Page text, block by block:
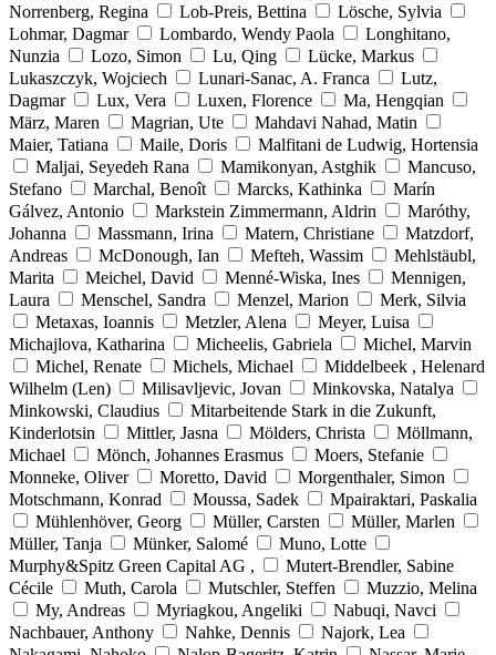
Norrenberg, Regina
Lob-Preis, Bettina
Lösche, Sylvia
Lohmar, Dagmar
Lombardo, Wendy Paola
Longhitano,
Nunzia
Lozo, Simon Lu, Qing
Lücke, Markus
Lukaszczyk, Wojciech
Lunari-Sanac, A. Franca
Lutz,
Dagmar
Lux, Vera Luxen, Florence
Ma, Hengqian
März, Maren
Magrian, Ute
Mahdavi Nahad, Matin
Maier, Tatiana
Maile, Doris
Malfitani de Ludwig, Hortensia
Maljai, Seyedeh Rana
Mamikonyan, Astghik
Mancuso,
Stefano
Marchal, Benoît Marcks, Kathinka
Marín
Gálvez, Antonio
Markstein Zimmermann, Aldrin
Maróthy,
Johanna
Massmann, Irina Matern, Christiane
Matzdorf,
Andreas
McDonough, Ian Mefteh, Wassim
Mehlstäubl,
Marita
Meichel, David Menné-Wiska, Ines
Mennigen,
Laura
Menschel, Sandra Menzel, Marion
Merk, Silvia
Metaxas, Ioannis
Metzler, Alena
Meyer, Luisa
Michajlova, Katharina
Micheelis, Gabriela
Michel, Marvin
Michel, Renate
Michels, Michael
Middelbeek , Helenard
Wilhelm (Len)
Milisavljevic, Jovan
Minkovska, Natalya
Minkowski, Claudius
Mitarbeitende Stark in die Zukunft,
Kinderlotsin
Mittler, Jasna Mölders, Christa
Möllmann,
Michael
Mönch, Johannes Erasmus
Moers, Stefanie
Monneke, Oliver
Moretto, David
Morgenthaler, Simon
Motschmann, Konrad
Moussa, Sadek
Mpairaktari, Paskalia
Mühlenhöver, Georg
Müller, Carsten
Müller, Marlen
Müller, Tanja
Münker, Salomé
Muno, Lotte
Murphy&Spitz Green Capital AG ,
Mutert-Brendler, Sabine
Cécile
Muth, Carola Mutschler, Steffen
Muzzio, Melina
My, Andreas
Myriagkou, Angeliki
Nabuqi, Navci
Nachbauer, Anthony
Nahke, Dennis
Najork, Lea